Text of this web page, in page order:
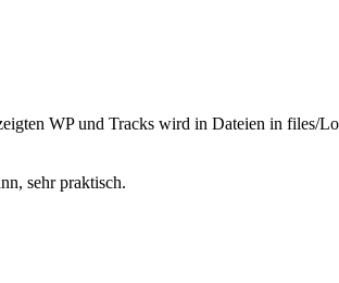
WP und Tracks wird in Dateien in files/
sehr praktisch.